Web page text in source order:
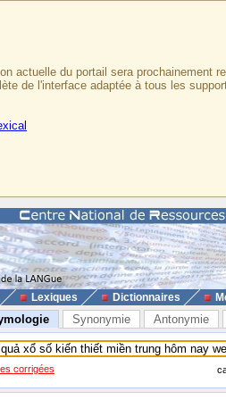
actuelle du portail sera prochainement
de l'interface adaptée à tous les
Lexiques Dictionnaires
Synonymie Antonymie
corrigées